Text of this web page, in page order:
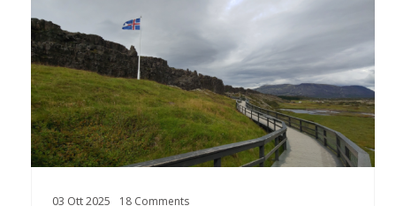
03 Ott2025 18 Comments